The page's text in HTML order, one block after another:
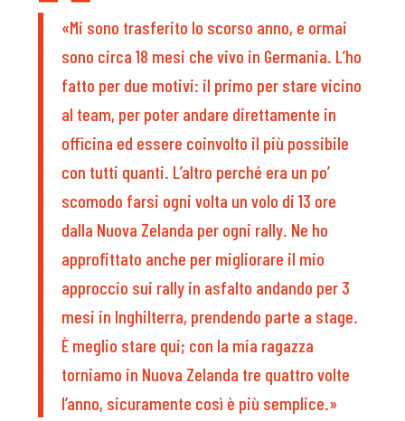
«Mi sono trasferito lo scorso anno, e ormai
sono circa 18 mesi che vivo in Germania. L’ho
fatto per due motivi: il primo per stare vicino
al team, per poter andare direttamente in
officina ed essere coinvolto il più possibile
con tutti quanti. L’altro perché era un po’
scomodo farsi ogni volta un volo di 13 ore
dalla Nuova Zelanda per ogni rally. Ne ho
approfittato anche per migliorare il mio
approccio sui rally in asfalto andando per 3
mesi in Inghilterra, prendendo parte a stage.
È meglio stare qui; con la mia ragazza
torniamo in Nuova Zelanda tre quattro volte
l’anno, sicuramente così è più semplice.»